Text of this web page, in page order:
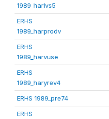
1989_harlvs5
ERHS
1989_harprodv
ERHS
1989_harvuse
ERHS
1989_haryrev4
ERHS 1989_pre74
ERHS